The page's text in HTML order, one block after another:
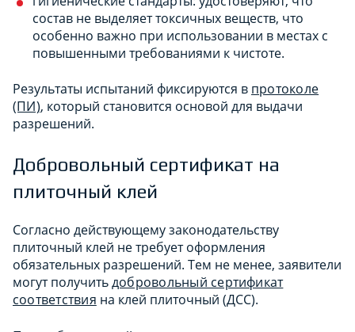
состав не выделяет токсичных веществ, что
особенно важно при использовании в местах с
повышенными требованиями к чистоте.
Результаты испытаний фиксируются в протоколе
(ПИ), который становится основой для выдачи
разрешений.
Добровольный сертификат на
плиточный клей
Согласно действующему законодательству
плиточный клей не требует оформления
обязательных разрешений. Тем не менее, заявители
могут получитьдобровольный сертификат
соответствия на клей плиточный (ДСС).